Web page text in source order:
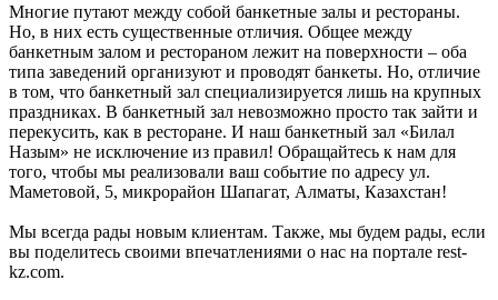
Многие путают между собой банкетные залы и рестораны.
Но, в них есть существенные отличия. Общее между
банкетным залом и рестораном лежит на поверхности – оба
типа заведений организуют и проводят банкеты. Но, отличие
в том, что банкетный зал специализируется лишь на крупных
праздниках. В банкетный зал невозможно просто так зайти и
перекусить, как в ресторане. И наш банкетный зал «Билал
Назым» не исключение из правил! Обращайтесь к нам для
того, чтобы мы реализовали ваш событие по адресу ул.
Маметовой, 5, микрорайон Шапагат, Алматы, Казахстан!
Мы всегда рады новым клиентам. Также, мы будем рады, если
вы поделитесь своими впечатлениями о нас на портале rest-
kz.com.